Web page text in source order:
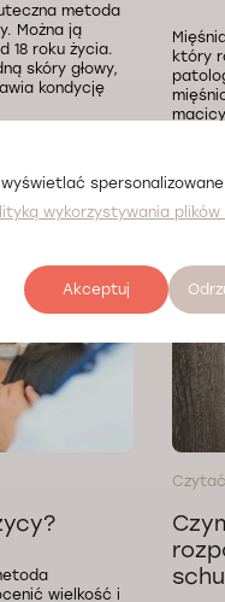
metoda
Można ją
18 roku życia.
skóry głowy,
kondycję
który
wielkość i
wykorzystywania plików
Akceptuj